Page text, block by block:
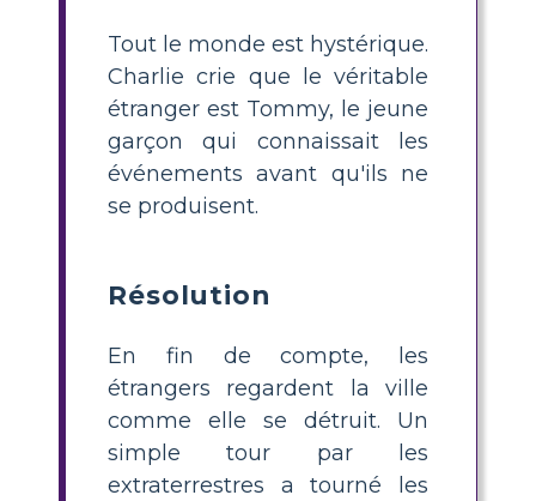
Tout le monde est hystérique.
Charlie crie que le véritable
étranger est Tommy, le jeune
garçon qui connaissait les
événements avant qu'ils ne
se produisent.
Résolution
En fin de compte, les
étrangers regardent la ville
comme elle se détruit. Un
simple tour par les
extraterrestres a tourné les